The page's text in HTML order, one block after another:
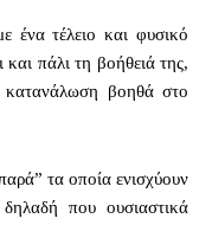
ένα τέλειο και φυσικό
πάλι τη βοήθειά της,
βοηθά στο
τα οποία ενισχύουν
που ουσιαστικά